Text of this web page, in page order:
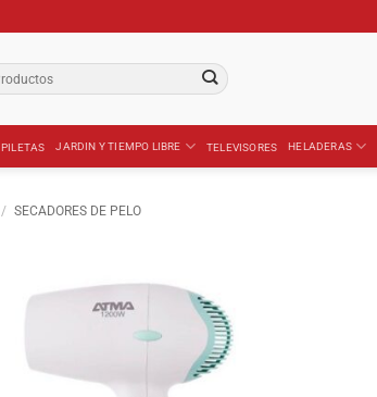
PILETAS JARDIN Y TIEMPO LIBRE TELEVISORES HELADERAS
/ SECADORES DE PELO